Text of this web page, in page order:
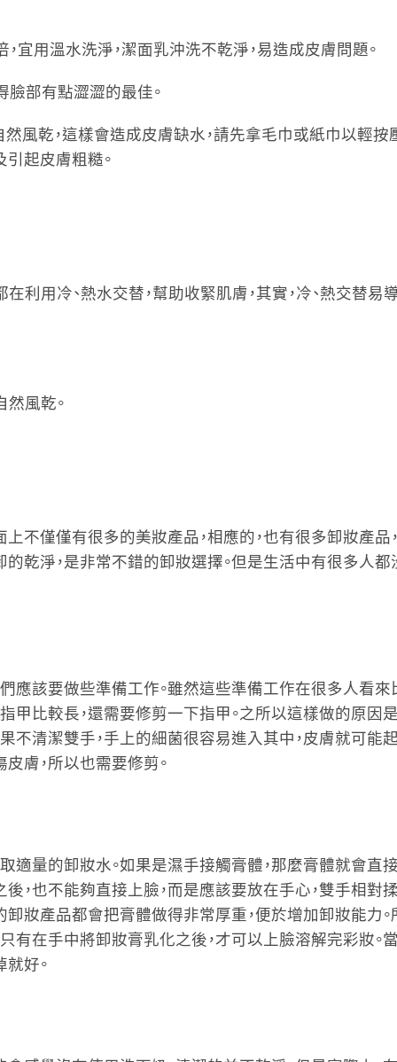
，宜用溫水洗淨，潔面乳沖洗不乾淨，易造成皮膚問題。
臉部有點澀澀的最佳。
然風乾，這樣會造成皮膚缺水，請先拿毛巾或紙巾以輕
起皮膚粗糙。
在利用冷、熱水交替，幫助收緊肌膚，其實，冷、熱交替
然風乾。
不僅僅有很多的美妝產品，相應的，也有很多卸妝產品
乾淨，是非常不錯的卸妝選擇。但是生活中有很多人
應該要做些準備工作。雖然這些準備工作在很多人看來
甲比較長，還需要修剪一下指甲。之所以這樣做的原因
不清潔雙手，手上的細菌很容易進入其中，皮膚就可能
膚，所以也需要修剪。
適量的卸妝水。如果是濕手接觸膏體，那麼膏體就會直
，也不能夠直接上臉，而是應該要放在手心，雙手相對
妝產品都會把膏體做得非常厚重，便於增加卸妝能力
有在手中將卸妝膏乳化之後，才可以上臉溶解完彩妝。
好。